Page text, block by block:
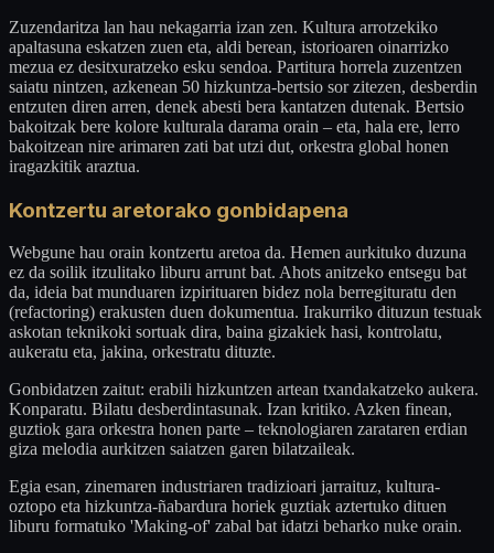
Zuzendaritza lan hau nekagarria izan zen. Kultura arrotzekiko
apaltasuna eskatzen zuen eta, aldi berean, istorioaren oinarrizko
mezua ez desitxuratzeko esku sendoa. Partitura horrela zuzentzen
saiatu nintzen, azkenean 50 hizkuntza-bertsio sor zitezen, desberdin
entzuten diren arren, denek abesti bera kantatzen dutenak. Bertsio
bakoitzak bere kolore kulturala darama orain – eta, hala ere, lerro
bakoitzean nire arimaren zati bat utzi dut, orkestra global honen
iragazkitik araztua.
Kontzertu aretorako gonbidapena
Webgune hau orain kontzertu aretoa da. Hemen aurkituko duzuna
ez da soilik itzulitako liburu arrunt bat. Ahots anitzeko entsegu bat
da, ideia bat munduaren izpirituaren bidez nola berregituratu den
(refactoring) erakusten duen dokumentua. Irakurriko dituzun testuak
askotan teknikoki sortuak dira, baina gizakiek hasi, kontrolatu,
aukeratu eta, jakina, orkestratu dituzte.
Gonbidatzen zaitut: erabili hizkuntzen artean txandakatzeko aukera.
Konparatu. Bilatu desberdintasunak. Izan kritiko. Azken finean,
guztiok gara orkestra honen parte – teknologiaren zarataren erdian
giza melodia aurkitzen saiatzen garen bilatzaileak.
Egia esan, zinemaren industriaren tradizioari jarraituz, kultura-
oztopo eta hizkuntza-ñabardura horiek guztiak aztertuko dituen
liburu formatuko 'Making-of' zabal bat idatzi beharko nuke orain.